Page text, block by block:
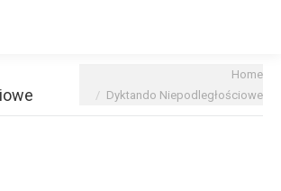
Home
Dyktando Niepodległościowe